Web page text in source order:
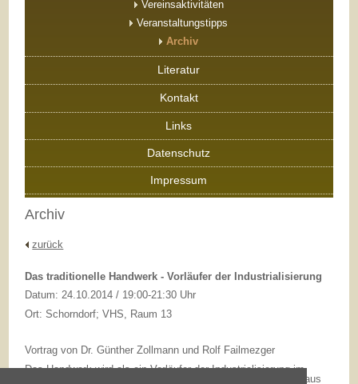
Vereinsaktivitäten
Veranstaltungstipps
Archiv
Literatur
Kontakt
Links
Datenschutz
Impressum
Archiv
zurück
Das traditionelle Handwerk - Vorläufer der Industrialisierung
Datum: 24.10.2014 / 19:00-21:30 Uhr
Ort: Schorndorf; VHS, Raum 13
Vortrag von Dr. Günther Zollmann und Rolf Failmezger
Das Handwerk wird als ein Vorläufer der Industrialisierung im
deutschen Südwesten gesehen. Viele Industriebetriebe sind aus